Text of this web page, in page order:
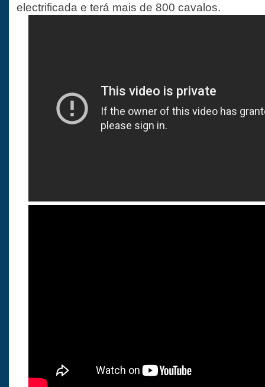
electrificada e terá mais de 800 cavalos.